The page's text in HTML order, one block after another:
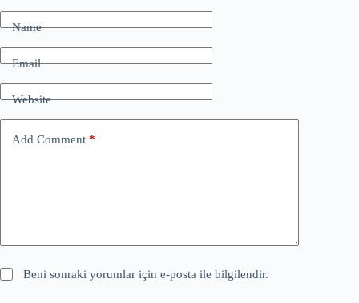
Name
Email
Website
Add Comment *
Beni sonraki yorumlar için e-posta ile bilgilendir.